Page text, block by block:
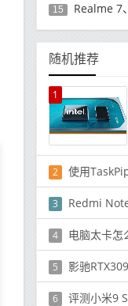
15 Realme 7、7i将
随机推荐
1
2 使用TaskPipes
3 Redmi
4 电脑太卡怎
5 影驰
6 评测小米9